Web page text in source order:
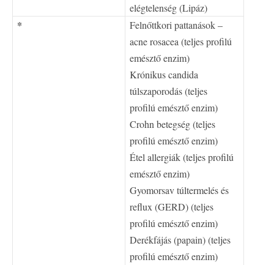
elégtelenség (Lipáz)
*
Felnőttkori pattanások –
acne rosacea (teljes profilú
emésztő enzim)
Krónikus candida
túlszaporodás (teljes
profilú emésztő enzim)
Crohn betegség (teljes
profilú emésztő enzim)
Étel allergiák (teljes profilú
emésztő enzim)
Gyomorsav túltermelés és
reflux (GERD) (teljes
profilú emésztő enzim)
Derékfájás (papain) (teljes
profilú emésztő enzim)